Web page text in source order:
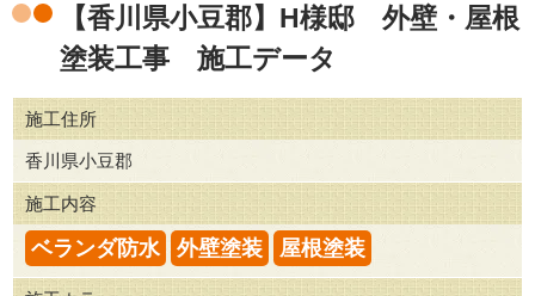
【香川県小豆郡】H様邸 外壁・屋根
塗装工事 施工データ
施工住所
香川県小豆郡
施工内容
ベランダ防水 外壁塗装 屋根塗装